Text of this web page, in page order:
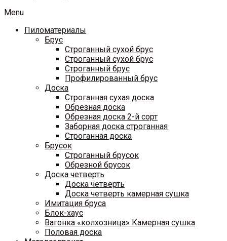
Menu
Пиломатериалы
Брус
Строганный сухой брус
Строганный сухой брус
Строганный брус
Профилированный брус
Доска
Строганная сухая доска
Обрезная доска
Обрезная доска 2-й сорт
Заборная доска строганная
Строганная доска
Брусок
Строганный брусок
Обрезной брусок
Доска четверть
Доска четверть
Доска четверть камерная сушка
Имитация бруса
Блок-хаус
Вагонка «колхозница» Камерная сушка
Половая доска